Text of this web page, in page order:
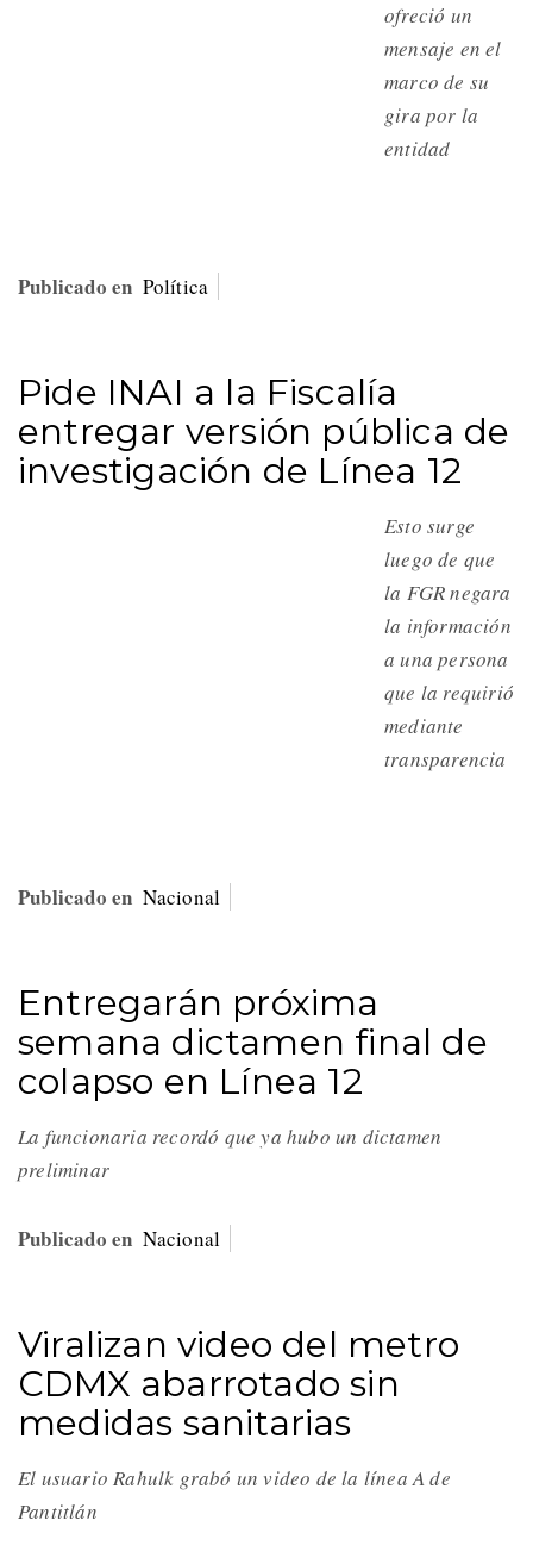
ofreció un
mensaje en el
marco de su
gira por la
entidad
Publicado en Política
Pide INAI a la Fiscalía
entregar versión pública de
investigación de Línea 12
Esto surge
luego de que
la FGR negara
la información
a una persona
que la requirió
mediante
transparencia
Publicado en Nacional
Entregarán próxima
semana dictamen final de
colapso en Línea 12
La funcionaria recordó que ya hubo un dictamen
preliminar
Publicado en Nacional
Viralizan video del metro
CDMX abarrotado sin
medidas sanitarias
El usuario Rahulk grabó un video de la línea A de
Pantitlán